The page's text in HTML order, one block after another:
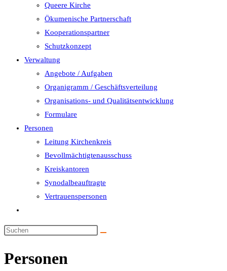
Queere Kirche
Ökumenische Partnerschaft
Kooperationspartner
Schutzkonzept
Verwaltung
Angebote / Aufgaben
Organigramm / Geschäftsverteilung
Organisations- und Qualitätsentwicklung
Formulare
Personen
Leitung Kirchenkreis
Bevollmächtigtenausschuss
Kreiskantoren
Synodalbeauftragte
Vertrauenspersonen
umschalten
Personen